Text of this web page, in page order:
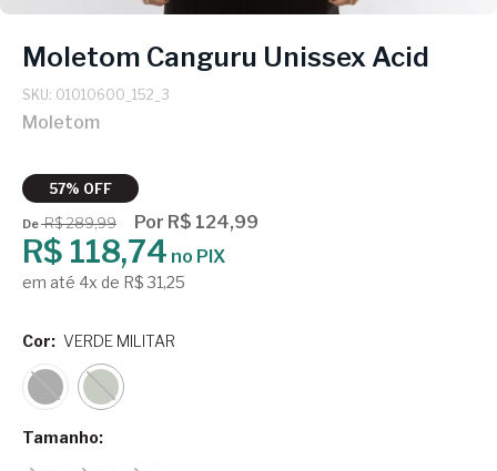
Moletom Canguru Unissex Acid
SKU: 01010600_152_3
Moletom
57% OFF
DeR$ 289,99 Por R$ 124,99
R$ 118,74 no PIX
em até 4x de R$ 31,25
Tamanho:
Cor: VERDE MILITAR